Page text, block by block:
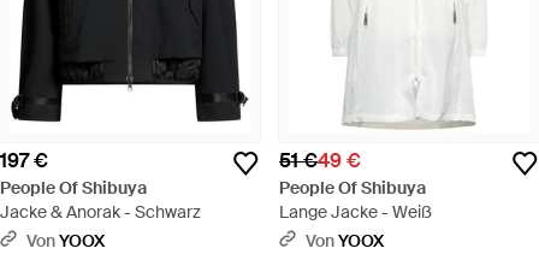
197 €
People Of Shibuya
Jacke & Anorak - Schwarz
VonYOOX
51 €49 €
People Of Shibuya
Lange Jacke - Weiß
VonYOOX